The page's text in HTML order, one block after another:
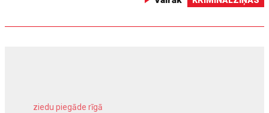
ziedu piegāde rīgā